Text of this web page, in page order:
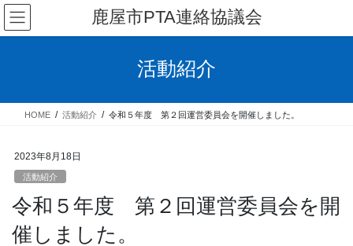
コ
ン
テ
ス
ナ
ビ
ゲ
ン
鹿屋市PTA連絡協議会
活動紹介
HOME 活動紹介 令和５年度 第２回運営委員会を開催しました。
2023年8月18日
活動紹介
令和５年度 第２回運営委員会を開
催しました。